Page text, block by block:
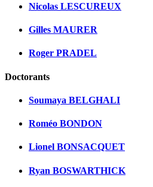
Nicolas LESCUREUX
Gilles MAURER
Roger PRADEL
Doctorants
Soumaya BELGHALI
Roméo BONDON
Lionel BONSACQUET
Ryan BOSWARTHICK